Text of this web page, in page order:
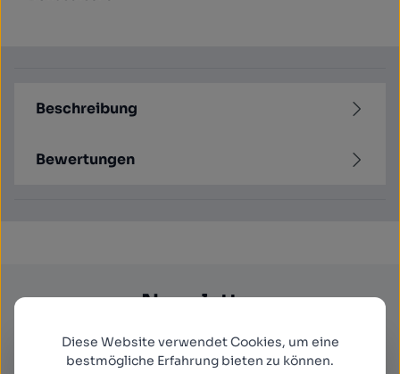
Beschreibung
Bewertungen
Newsletter
Abonnieren Sie jetzt einfach unseren regelmäßig
erscheinenden Newsletter und Sie werden stets
Diese Website verwendet Cookies, um eine
bestmögliche Erfahrung bieten zu können.